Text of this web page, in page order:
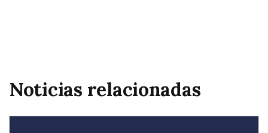
Noticias relacionadas